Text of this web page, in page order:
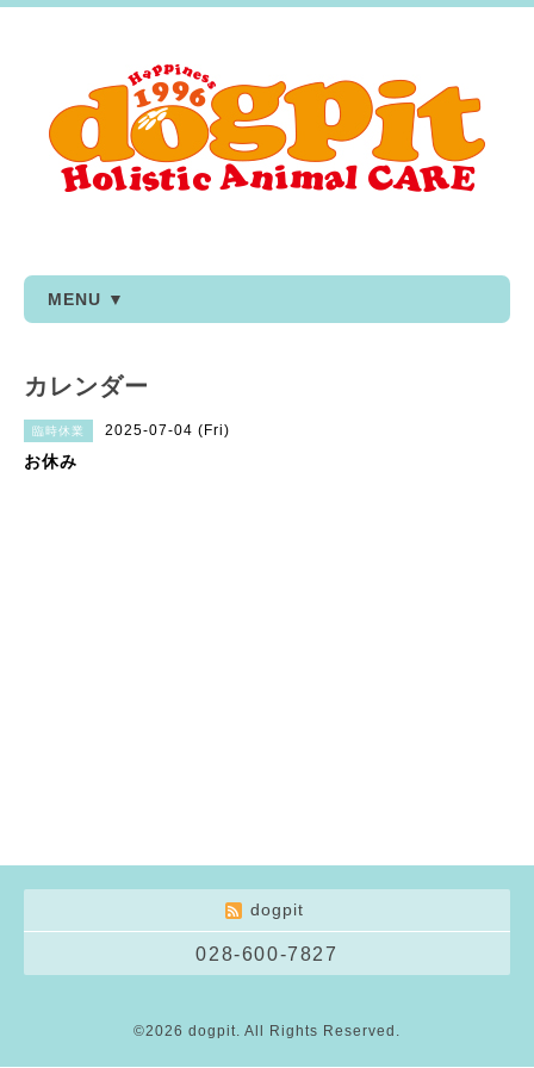
MENU ▼
カレンダー
臨時休業 2025-07-04 (Fri)
お休み
dogpit
028-600-7827
©2026 dogpit. All Rights Reserved.